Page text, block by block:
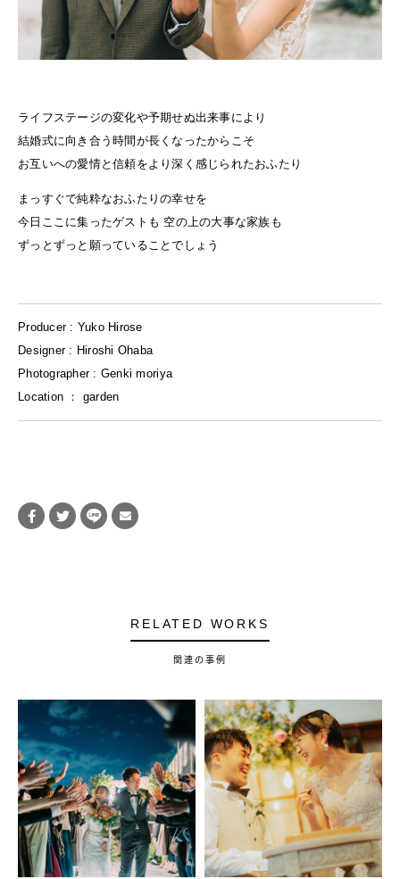
ライフステージの変化や予期せぬ出来事により
結婚式に向き合う時間が長くなったからこそ
お互いへの愛情と信頼をより深く感じられたおふたり
まっすぐで純粋なおふたりの幸せを
今日ここに集ったゲストも 空の上の大事な家族も
ずっとずっと願っていることでしょう
Producer : Yuko Hirose
Designer : Hiroshi Ohaba
Photographer : Genki moriya
Location ： garden
RELATED WORKS
関連の事例